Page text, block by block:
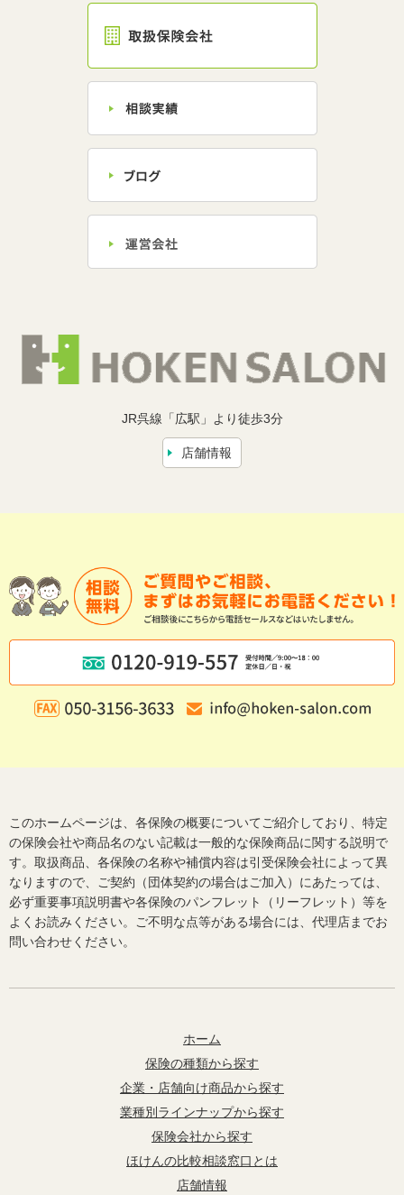
JR呉線「広駅」より徒歩3分
店舗情報
このホームページは、各保険の概要についてご紹介しており、特定
の保険会社や商品名のない記載は一般的な保険商品に関する説明で
す。取扱商品、各保険の名称や補償内容は引受保険会社によって異
なりますので、ご契約（団体契約の場合はご加入）にあたっては、
必ず重要事項説明書や各保険のパンフレット（リーフレット）等を
よくお読みください。ご不明な点等がある場合には、代理店までお
問い合わせください。
ホーム
保険の種類から探す
企業・店舗向け商品から探す
業種別ラインナップから探す
保険会社から探す
ほけんの比較相談窓口とは
店舗情報